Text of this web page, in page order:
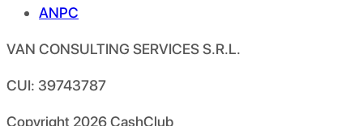
ANPC
VAN CONSULTING SERVICES S.R.L.
CUI: 39743787
Copyright 2026CashClub